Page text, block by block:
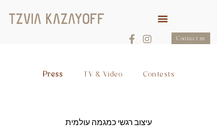
Contact us
Press TV & Video Contests
עיצוב רגשי כמגמה עולמית